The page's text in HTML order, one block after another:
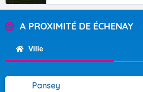
A PROXIMITÉ DE ÉCHENAY
Ville
Pansey